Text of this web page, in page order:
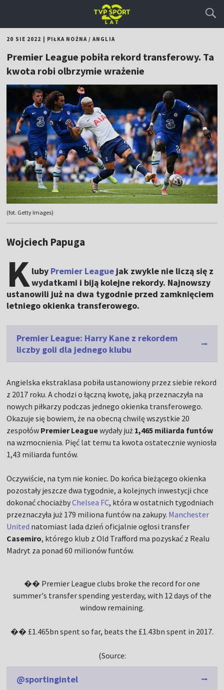
20 SIE 2022 PIŁKA NOŻNA/ANGLIA
Premier League pobiła rekord transferowy. Ta
kwota robi olbrzymie wrażenie
(fot. Getty Images)
Wojciech Papuga
Kluby Premier League jak zwykle nie liczą się z
wydatkami i biją kolejne rekordy. Najnowszy
ustanowili już na dwa tygodnie przed zamknięciem
letniego okienka transferowego.
Premier League: Harry Kane z rekordem
liczby goli dla jednego klubu
Angielska ekstraklasa pobiła ustanowiony przez siebie rekord
z 2017 roku. A chodzi o łączną kwotę, jaką przeznaczyła na
nowych piłkarzy podczas jednego okienka transferowego.
Okazuje się bowiem, że na obecną chwilę wszystkie 20
zespołów Premier Leaguewydały już 1,465 miliarda funtów
na wzmocnienia. Pięć lat temu ta kwota ostatecznie wyniosła
1,43 miliarda funtów.
Oczywiście, na tym nie koniec. Do końca bieżącego okienka
pozostały jeszcze dwa tygodnie, a kolejnych inwestycji chce
dokonać chociażbyChelsea FC, która w ostatnich tygodniach
przeznaczyła już 179 miliona funtów na zakupy. Manchester
United natomiast lada dzień oficjalnie ogłosi transfer
Casemiro, którego klub z Old Trafford ma pozyskać z Realu
Madryt za ponad 60 milionów funtów.
�� Premier League clubs broke the record for one
summer's transfer spending yesterday, with 12 days of the
window remaining.
�� £1.465bn spent so far, beats the £1.43bn spent in 2017.
(Source:
@sportingintel